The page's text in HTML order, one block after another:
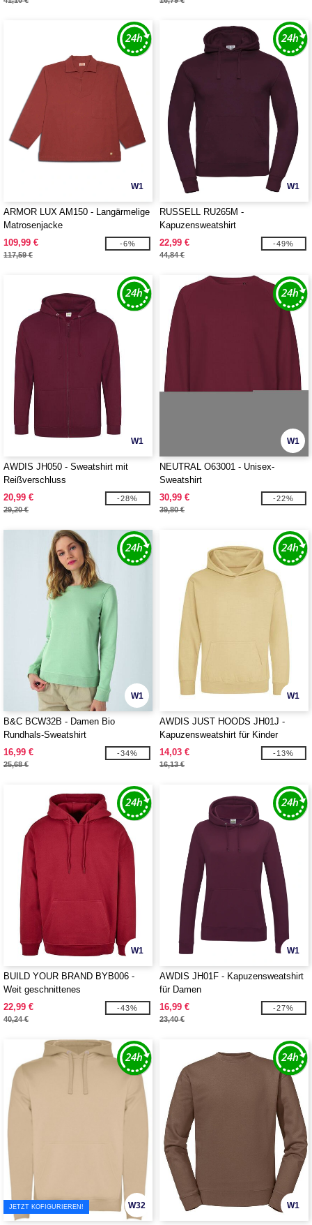
W1
ARMOR LUX AM150 - Langärmelige
Matrosenjacke
109,99 €
117,59 €
-6%
W1
RUSSELL RU265M -
Kapuzensweatshirt
22,99 €
44,84 €
-49%
W1
AWDIS JH050 - Sweatshirt mit
Reißverschluss
20,99 €
29,20 €
-28%
W1
NEUTRAL O63001 - Unisex-
Sweatshirt
30,99 €
39,80 €
-22%
W1
B&C BCW32B - Damen Bio
Rundhals-Sweatshirt
16,99 €
25,68 €
-34%
W1
AWDIS JUST HOODS JH01J -
Kapuzensweatshirt für Kinder
14,03 €
16,13 €
-13%
W1
BUILD YOUR BRAND BYB006 -
Weit geschnittenes
Kapuzensweatshirt
22,99 €
40,24 €
-43%
W1
AWDIS JH01F - Kapuzensweatshirt
für Damen
16,99 €
23,40 €
-27%
W32
JETZT KOFIGURIEREN! W1